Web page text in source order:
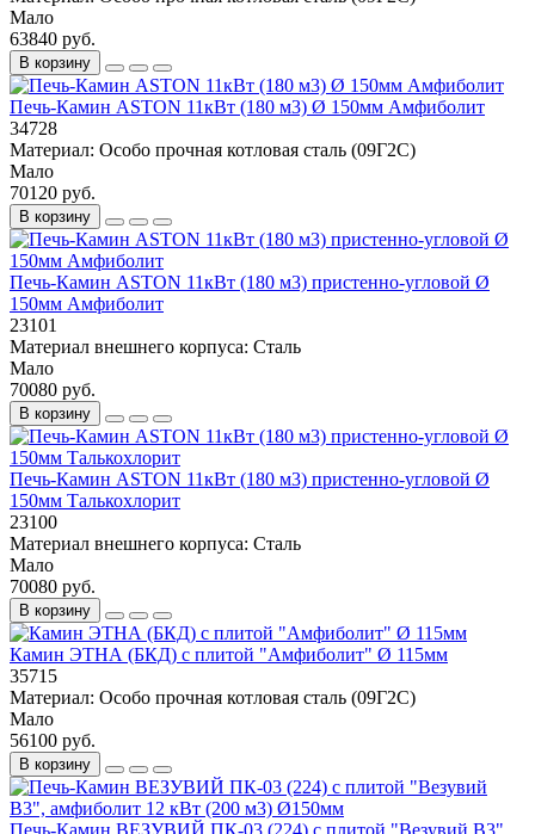
Мало
63840 руб.
В корзину
Печь-Камин ASTON 11кВт (180 м3) Ø 150мм Амфиболит
34728
Материал: Особо прочная котловая сталь (09Г2С)
Мало
70120 руб.
В корзину
Печь-Камин ASTON 11кВт (180 м3) пристенно-угловой Ø
150мм Амфиболит
23101
Материал внешнего корпуса: Сталь
Мало
70080 руб.
В корзину
Печь-Камин ASTON 11кВт (180 м3) пристенно-угловой Ø
150мм Талькохлорит
23100
Материал внешнего корпуса: Сталь
Мало
70080 руб.
В корзину
Камин ЭТНА (БКД) с плитой "Амфиболит" Ø 115мм
35715
Материал: Особо прочная котловая сталь (09Г2С)
Мало
56100 руб.
В корзину